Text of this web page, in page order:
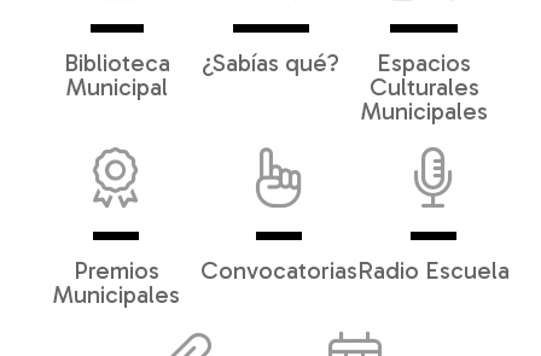
Biblioteca
Municipal
¿Sabías qué?
Espacios
Culturales
Municipales
Premios
Municipales
ConvocatoriasRadio Escuela